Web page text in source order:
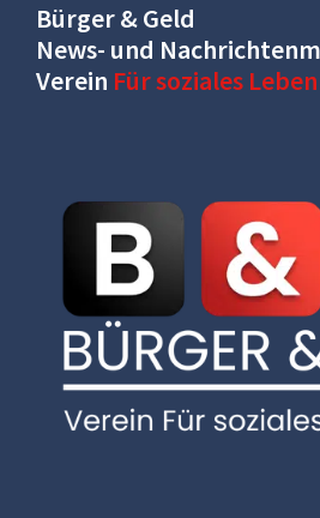
Bürger & Geld
News- und
Verein Für soziales Leben